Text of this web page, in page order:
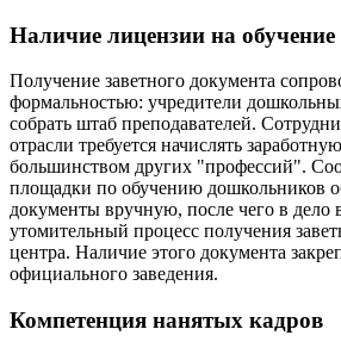
Наличие лицензии на обучение
Получение заветного документа
формальностью: учредители
собрать штаб преподавателей.
отрасли требуется начислять
большинством других "профессий".
площадки по обучению дошкольников
документы вручную, после чего в дело
утомительный процесс получения
центра. Наличие этого документа
официального заведения.
Компетенция нанятых кадров